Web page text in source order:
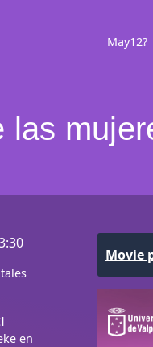
May12?
en
Movie